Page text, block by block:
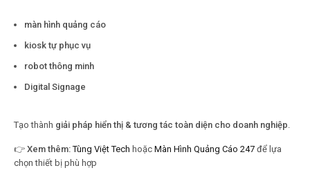
màn hình quảng cáo
kiosk tự phục vụ
robot thông minh
Digital Signage
Tạo thành giải pháp hiển thị & tương tác toàn diện cho doanh nghiệp
👉 Xem thêm: Tùng Việt Tech hoặc Màn Hình Quảng Cáo 247 để lựa
chọn thiết bị phù hợp